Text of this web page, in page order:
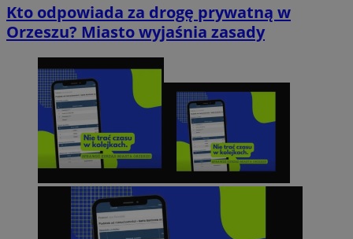
Kto odpowiada za drogę prywatną w
Orzeszu? Miasto wyjaśnia zasady